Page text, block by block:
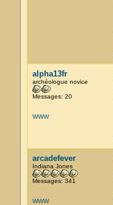
alpha13fr
archéologue novice
Messages: 20
WWW
arcadefever
Indiana Jones
Messages: 341
WWW